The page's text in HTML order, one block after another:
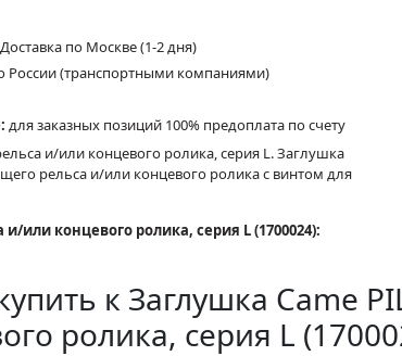
Доставка по Москве (1-2 дня)
России (транспортными компаниями)
для заказных позиций 100% предоплата по счету
и/или концевого ролика, серия L. Заглушка
рельса и/или концевого ролика с винтом для
или концевого ролика, серия L (1700024):
к Заглушка Came
ролика, серия L